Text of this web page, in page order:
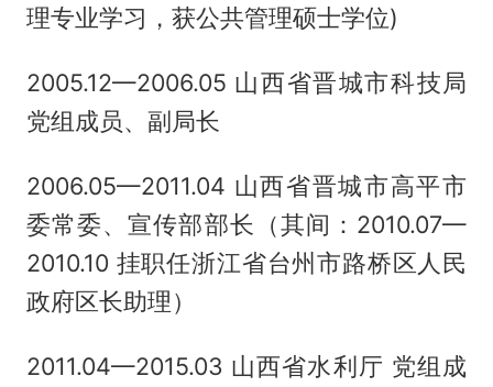
理专业学习，获公共管理硕士学位)
2005.12—2006.05 山西省晋城市科技局
党组成员、副局长
2006.05—2011.04 山西省晋城市高平市
委常委、宣传部部长（其间：2010.07—
2010.10 挂职任浙江省台州市路桥区人民
政府区长助理）
2011.04—2015.03 山西省水利厅 党组成